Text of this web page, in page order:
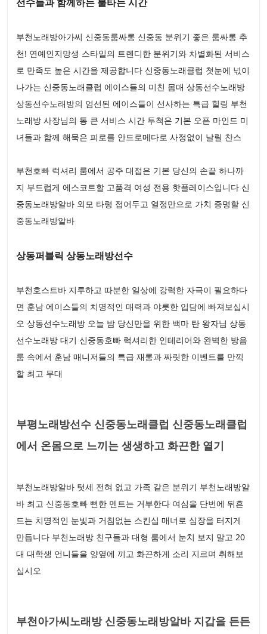
부천노래방아가씨 신중동룸싸롱 신중동 분위기 좋은 룸싸롱 추
천! 연예인지망생 스타일의 트렌디한 분위기와 차별화된 서비스
로 만족도 높은 시간을 제공합니다 신중동노래클럽 첫눈에 넋이
나가는 신중동노래클럽 에이스들의 미친 몸매 상동선수노래방
상동선수노래방의 엄선된 에이스들이 선사하는 특급 힐링 부천
노래방 사장님의 통 큰 서비스 시간 투척은 기본 오픈 마인드 미
녀들과 함께 해묵은 피로를 안드로메다로 사정없이 날릴 찬스
부천호빠 럭셔리 룸에서 공주 대접은 기본 당신의 손끝 하나까
지 부드럽게 에스코트할 고품격 여성 전용 핫플레이스입니다 신
중동노래방알바 외모 타령 접어두고 열정만으로 가치 증명할 신
중동노래방알바
상동퍼블릭 상동노래방선수
부천호스트바 지루하고 따분한 일상에 강력한 자극이 필요하다
면 훈남 에이스들의 치명적인 매력과 야릇한 입담에 빠져보십시
오 상동선수노래방 오늘 밤 당신만을 위한 백마 탄 왕자님 상동
선수노래방 대기 신중동호빠 럭셔리한 인테리어와 완벽한 방음
룸 속에서 훈남 매니저들의 특급 재롱과 짜릿한 이벤트를 만끽
할 최고 무대
부평노래방선수 신중동노래클럽 신중동노래클럽
에서 온몸으로 느끼는 생생하고 화끈한 열기
부천노래방알바 텃세 전혀 없고 가족 같은 분위기 부천노래방알
바 최고 신중동호빠 뻔한 멘트는 거부한다 여심을 단번에 뒤흔
드는 치명적인 눈빛과 거침없는 스킨십 매너로 심장을 터지게
만듭니다 부천노래방 친구들과 대형 룸에서 눈치 보지 말고 20
대 대학생 언니들을 양옆에 끼고 화끈하게 소리 지르며 취해보
십시오
부천아가씨노래방 신중동노래방알바 지갑을 든든